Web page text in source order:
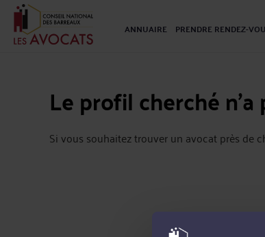
ANNUAIRE PRENDRE RENDEZ-
Le profil cherché
Si vous souhaitez trouver un avocat près de